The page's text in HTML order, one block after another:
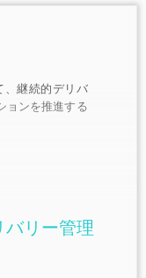
、継続的デリバ
ョンを推進する
バリー管理